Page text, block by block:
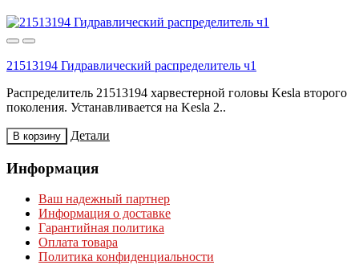
21513194 Гидравлический распределитель ч1
Распределитель 21513194 харвестерной головы Kesla второго
поколения. Устанавливается на Kesla 2..
В корзину Детали
Информация
Ваш надежный партнер
Информация о доставке
Гарантийная политика
Оплата товара
Политика конфиденциальности